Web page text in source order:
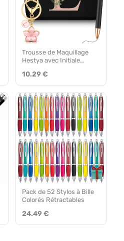
Trousse de Maquillage
Hestya avec Initiale
Pièces
10.29 €
Pack de 52 Stylos à Bille
Colorés Rétractables
24.49 €